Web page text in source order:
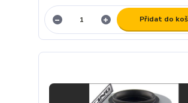
Přidat do